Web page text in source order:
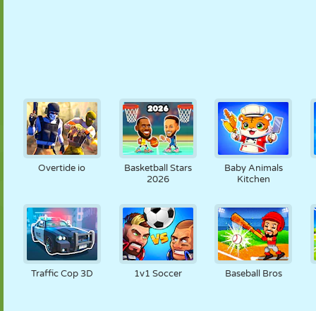
Overtide io
Basketball Stars
2026
Baby Animals
Kitchen
Traffic Cop 3D 1v1 Soccer Baseball Bros